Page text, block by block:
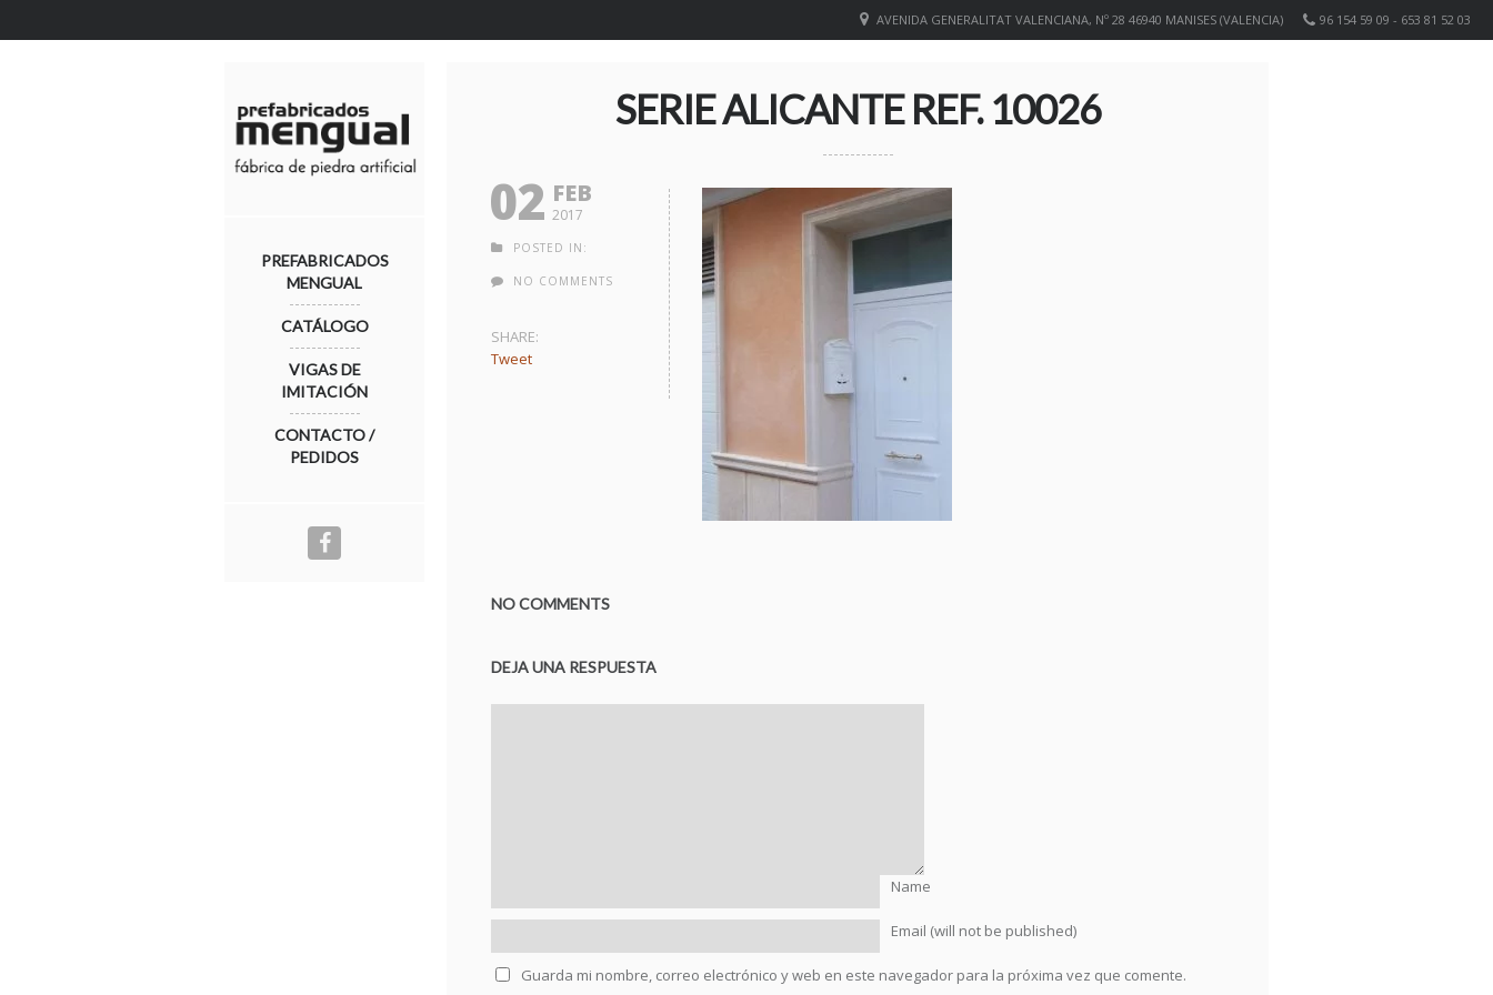
96 154 59 09 - 653 81 52 03
AVENIDA GENERALITAT VALENCIANA, Nº 28 46940 MANISES (VALENCIA)
PREFABRICADOS
MENGUAL
CATÁLOGO
VIGAS DE
IMITACIÓN
CONTACTO /
PEDIDOS
SERIE ALICANTE REF. 10026
02 FEB
2017
POSTED IN:
NO COMMENTS
SHARE:
Tweet
NO COMMENTS
DEJA UNA RESPUESTA
Name
Email (will not be published)
Guarda mi nombre, correo electrónico y web en este navegador para la próxima vez que comente.